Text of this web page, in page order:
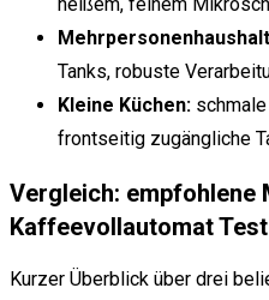
Tanks, robuste
Kleine Küchen:
frontseitig zugängliche
Vergleich: empfohlene
Kaffeevollautomat
Kurzer Überblick über drei